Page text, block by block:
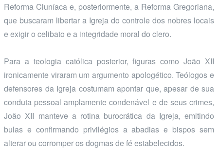
Reforma Cluníaca e, posteriormente, a Reforma Gregoriana,
que buscaram libertar a Igreja do controle dos nobres locais
e exigir o celibato e a integridade moral do clero.
Para a teologia católica posterior, figuras como João XII
ironicamente viraram um argumento apologético. Teólogos e
defensores da Igreja costumam apontar que, apesar de sua
conduta pessoal amplamente condenável e de seus crimes,
João XII manteve a rotina burocrática da Igreja, emitindo
bulas e confirmando privilégios a abadias e bispos sem
alterar ou corromper os dogmas de fé estabelecidos.